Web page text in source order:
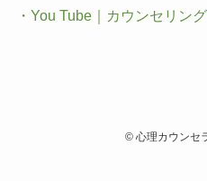
・You Tube｜カウンセリン
©心理カウンセ